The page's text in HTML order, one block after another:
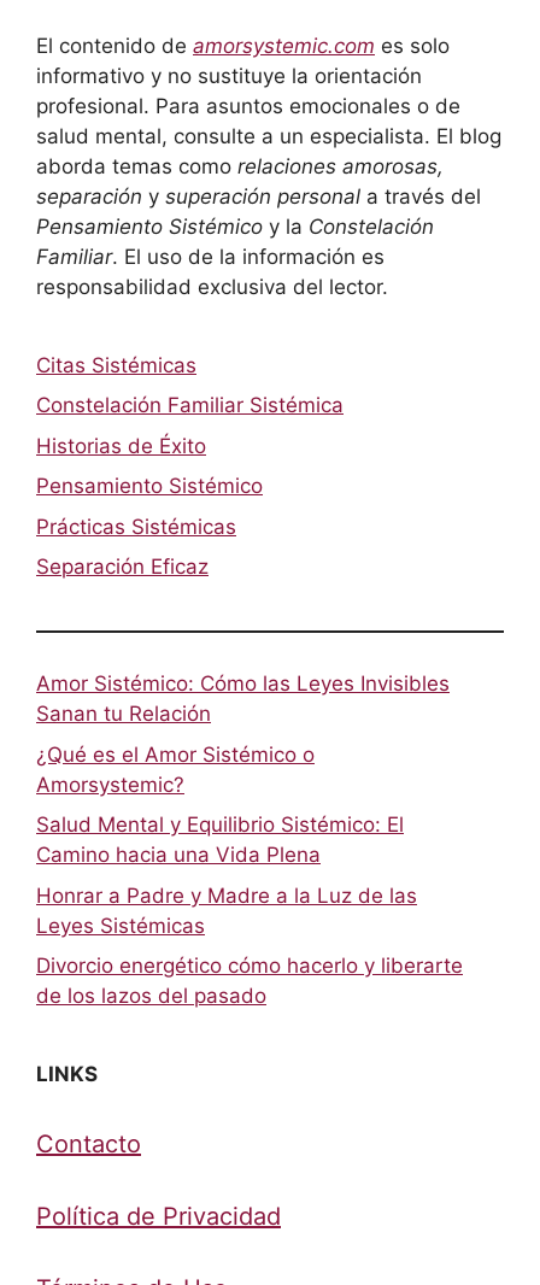
El contenido de amorsystemic.com es solo
informativo y no sustituye la orientación
profesional. Para asuntos emocionales o de
salud mental, consulte a un especialista. El blog
aborda temas como relaciones amorosas,
separación y superación personal a través del
Pensamiento Sistémico y la Constelación
Familiar. El uso de la información es
responsabilidad exclusiva del lector.
Citas Sistémicas
Constelación Familiar Sistémica
Historias de Éxito
Pensamiento Sistémico
Prácticas Sistémicas
Separación Eficaz
Amor Sistémico: Cómo las Leyes Invisibles
Sanan tu Relación
¿Qué es el Amor Sistémico o
Amorsystemic?
Salud Mental y Equilibrio Sistémico: El
Camino hacia una Vida Plena
Honrar a Padre y Madre a la Luz de las
Leyes Sistémicas
Divorcio energético cómo hacerlo y liberarte
de los lazos del pasado
LINKS
Contacto
Política de Privacidad